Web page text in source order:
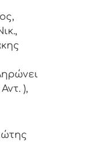
),